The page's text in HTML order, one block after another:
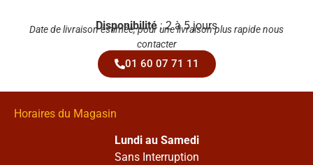
Disponibilité : 2 à 5 jours
Date de livraison estimée, pour une livraison plus rapide nous
contacter
01 60 07 71 11
Horaires du Magasin
Lundi au Samedi
Sans Interruption